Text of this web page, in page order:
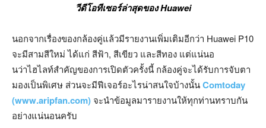
วีดีโอทีเซอร์ล่าสุดของ Huawei
นอกจากเรื่องของกล้องคู่แล้วมีรายงานเพิ่มเติมอีกว่า Huawei P10
จะมีสามสีใหม่ ได้แก่ สีฟ้า, สีเขียว และสีทอง แต่แน่นอ
นว่าไฮไลท์สำคัญของการเปิดตัวครั้งนี้ กล้องคู่จะได้รับการจับตา
มองเป็นพิเศษ ส่วนจะมีฟีเจอร์อะไรน่าสนใจบ้างนั้นComtoday
(www.aripfan.com) จะนำข้อมูลมารายงานให้ทุกท่านทราบกัน
อย่างแน่นอนครับ